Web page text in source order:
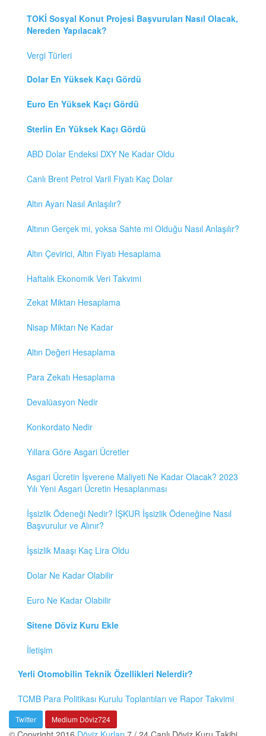
TOKİ Sosyal Konut Projesi Başvuruları Nasıl Olacak,
Nereden Yapılacak?
Vergi Türleri
Dolar En Yüksek Kaçı Gördü
Euro En Yüksek Kaçı Gördü
Sterlin En Yüksek Kaçı Gördü
ABD Dolar Endeksi DXY Ne Kadar Oldu
Canlı Brent Petrol Varil Fiyatı Kaç Dolar
Altın Ayarı Nasıl Anlaşılır?
Altının Gerçek mi, yoksa Sahte mi Olduğu Nasıl Anlaşılır?
Altın Çevirici, Altın Fiyatı Hesaplama
Haftalık Ekonomik Veri Takvimi
Zekat Miktarı Hesaplama
Nisap Miktarı Ne Kadar
Altın Değeri Hesaplama
Para Zekatı Hesaplama
Devalüasyon Nedir
Konkordato Nedir
Yıllara Göre Asgari Ücretler
Asgari Ücretin İşverene Maliyeti Ne Kadar Olacak? 2023
Yılı Yeni Asgari Ücretin Hesaplanması
İşsizlik Ödeneği Nedir? İŞKUR İşsizlik Ödeneğine Nasıl
Başvurulur ve Alınır?
İşsizlik Maaşı Kaç Lira Oldu
Dolar Ne Kadar Olabilir
Euro Ne Kadar Olabilir
Sitene Döviz Kuru Ekle
İletişim
Yerli Otomobilin Teknik Özellikleri Nelerdir?
TCMB Para Politikası Kurulu Toplantıları ve Rapor Takvimi
Twitter Medium Döviz724